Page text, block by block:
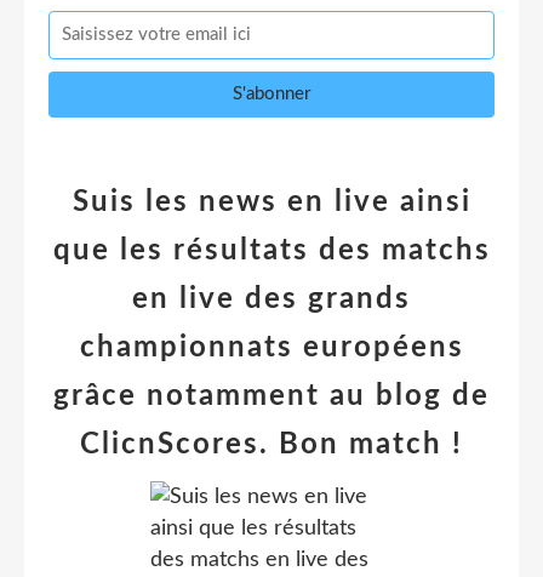
Suis les news en live ainsi
que les résultats des matchs
en live des grands
championnats européens
grâce notamment au blog de
ClicnScores. Bon match !